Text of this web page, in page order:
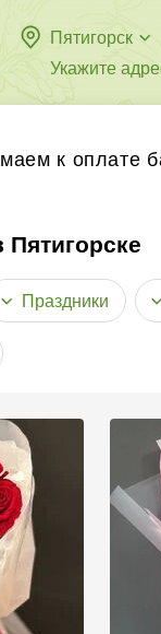
Пятигорск
Укажите
доставка
к оплате
Праздники